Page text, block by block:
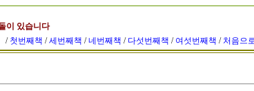
이 있습니다
/ 첫번째책 /세번째책 /네번째책 / 다섯번째책 / 여섯번째책 / 처음으